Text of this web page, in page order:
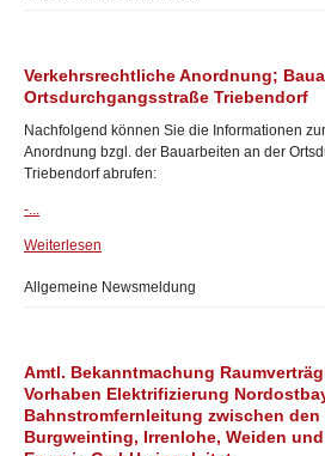
Verkehrsrechtliche Anordnung;
Ortsdurchgangsstraße Triebendorf
Nachfolgend können Sie die Informationen
Anordnung bzgl. der Bauarbeiten an der
Triebendorf abrufen:
-...
Weiterlesen
Allgemeine Newsmeldung
Amtl. Bekanntmachung
Vorhaben Elektrifizierung
Bahnstromfernleitung zwischen den
Burgweinting, Irrenlohe, Weiden